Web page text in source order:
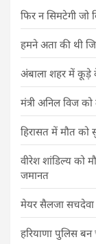
फिर न सिमटेगी जो
हमने अता की थी
अंबाला शहर में कूड़े
मंत्री अनिल विज को
हिरासत में मौत को
वीरेश शांडिल्य को
जमानत
मेयर सैलजा सचदेवा
हरियाणा पुलिस